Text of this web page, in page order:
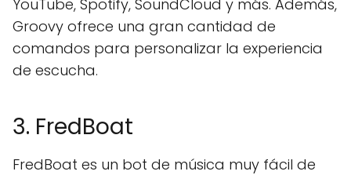
YouTube, Spotify, SoundCloud y más. Además,
Groovy ofrece una gran cantidad de
comandos para personalizar la experiencia
de escucha.
3. FredBoat
FredBoat es un bot de música muy fácil de